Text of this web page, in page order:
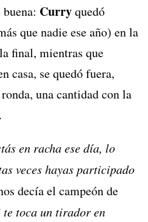
Curryquedó
que nadie ese año) en la
final, mientras que
casa, se quedó fuera,
una cantidad con la
en racha ese día, lo
veces hayas participado
decía el campeón de
te toca un tirador en